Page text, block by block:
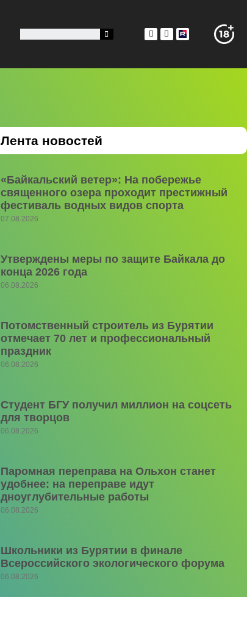
Лента новостей
«Байкальский ветер»: На побережье
священного озера проходит престижный
фестиваль водных видов спорта
07.08.2026
Утверждены меры по защите Байкала до
конца 2026 года
06.08.2026
Потомственный строитель из Бурятии
отмечает 70 лет и профессиональный
праздник
06.08.2026
Студент БГУ получил миллион на соцсеть
для творцов
06.08.2026
Паромная переправа на Ольхон станет
удобнее: на переправе идут
дноуглубительные работы
06.08.2026
Школьники из Бурятии в финале
Всероссийского экологического форума
06.08.2026